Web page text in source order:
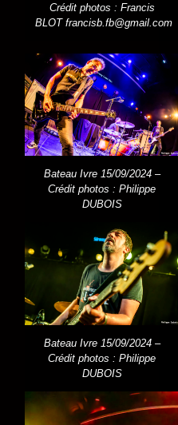
Crédit photos : Francis
BLOTfrancisb.fb@gmail.com
Bateau Ivre 15/09/2024 –
Crédit photos : Philippe
DUBOIS
Bateau Ivre 15/09/2024 –
Crédit photos : Philippe
DUBOIS